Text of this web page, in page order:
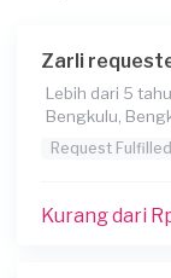
untuk saat ini
Berapa
Kurang dari
Zarli
Lebih dari 5
Bengkulu,
Request Fulfilled
Kurang dari